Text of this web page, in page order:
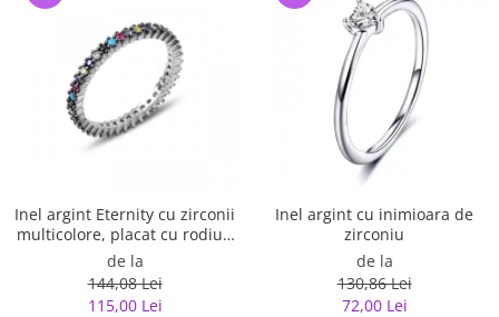
Inel argint Eternity cu zirconii
multicolore, placat cu rodiu -
ITU0229
de la
144,08 Lei
115,00 Lei
Inel argint cu inimioara de
zirconiu
de la
130,86 Lei
72,00 Lei